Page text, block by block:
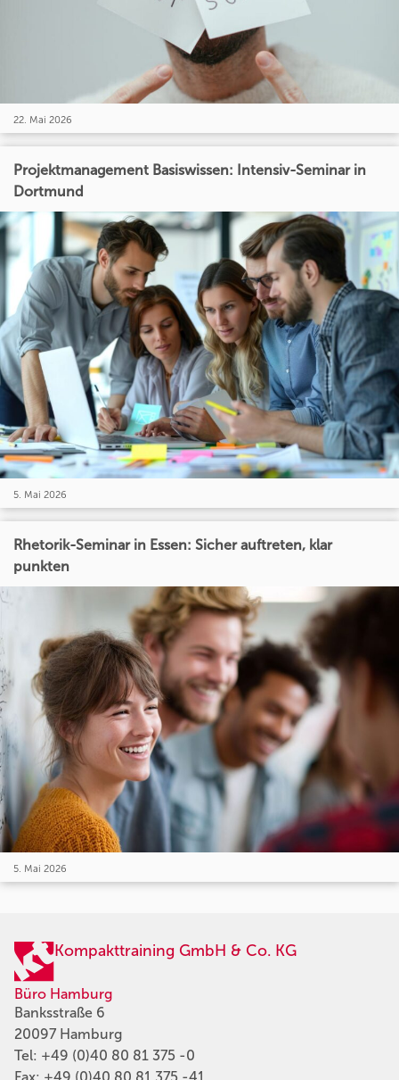
22. Mai 2026
Projektmanagement Basiswissen: Intensiv-Seminar in
Dortmund
5. Mai 2026
Rhetorik-Seminar in Essen: Sicher auftreten, klar
punkten
5. Mai 2026
Kompakttraining GmbH & Co. KG
Büro Hamburg
Banksstraße 6
20097 Hamburg
Tel: +49 (0)40 80 81 375 -0